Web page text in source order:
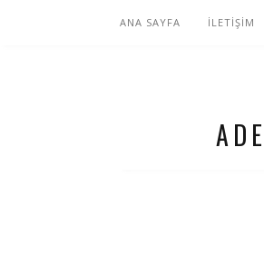
ANA SAYFA İLETİŞİM